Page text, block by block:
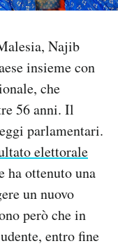
Najib
insieme con
che
56 anni. Il
parlamentari.
elettorale
ha ottenuto una
un nuovo
però che in
entro fine